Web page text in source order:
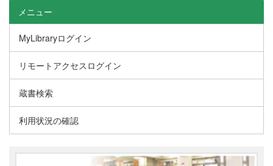
メニュー
MyLibraryログイン
リモートアクセスログイン
蔵書検索
利用状況の確認